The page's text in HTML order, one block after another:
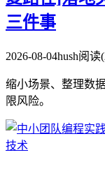
三件事
2026-08-04hush阅读
缩小场景、整理数
限风险。